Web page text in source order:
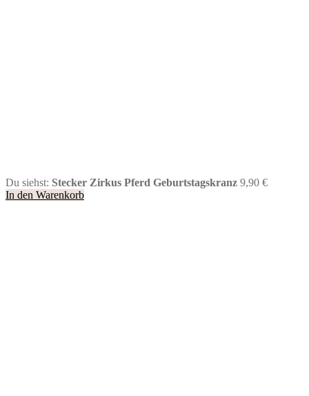
Du siehst: Stecker Zirkus Pferd Geburtstagskranz 9,90 €
In den Warenkorb